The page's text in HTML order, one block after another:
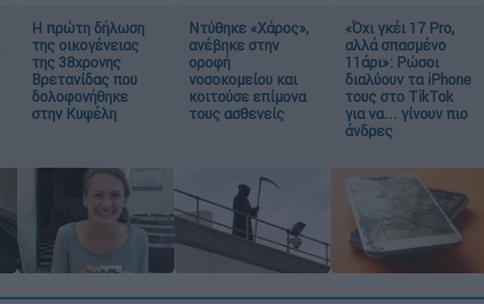
Η πρώτη δήλωση
της οικογένειας
της 38χρονης
Βρετανίδας που
δολοφονήθηκε
στην Κυψέλη
Ντύθηκε «Χάρος»,
ανέβηκε στην
οροφή
νοσοκομείου και
κοιτούσε επίμονα
τους ασθενείς
«Όχι γκέι 17 Pro,
αλλά σπασμένο
11άρι»: Ρώσοι
διαλύουν τα iPhone
τους στο TikTok
για να... γίνουν πιο
άνδρες